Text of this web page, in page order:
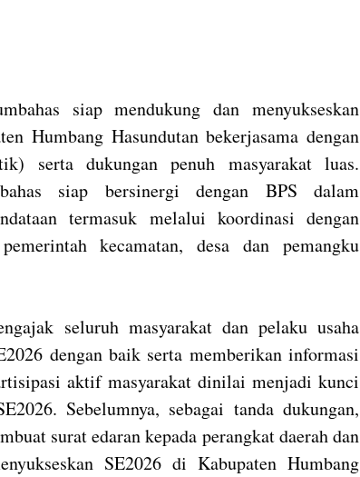
siap mendukung dan menyukseskan
Humbang Hasundutan bekerjasama dengan
serta dukungan penuh masyarakat luas.
siap bersinergi dengan BPS dalam
termasuk melalui koordinasi dengan
kecamatan, desa dan pemangku
seluruh masyarakat dan pelaku usaha
dengan baik serta memberikan informasi
aktif masyarakat dinilai menjadi kunci
Sebelumnya, sebagai tanda dukungan,
surat edaran kepada perangkat daerah dan
SE2026 di Kabupaten Humbang